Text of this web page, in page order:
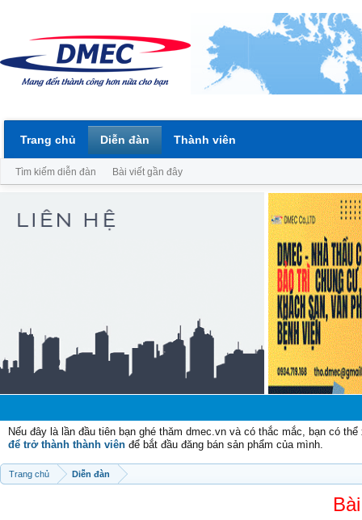
Nếu đây là lần đầu tiên bạn ghé thăm dmec.vn và có thắc mắc, bạn có
để trở thành thành viên để bắt đầu đăng bán sản phẩm của mình.
Trang chủ Diễn đàn
Trang chủ Diễn đàn
Tìm kiếm diễn đàn Bài viết gần đây
Thành viên